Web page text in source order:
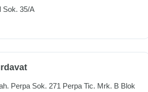
Sok. 35/A
Perpa Sok. 271 Perpa Tic. Mrk. B Blok